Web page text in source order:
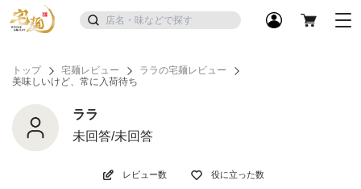
トップ 宅麺レビュー
ララの宅麺レビュー
美味しいけど、常に入荷待ち
ララ
未回答/未回答
レビュー数 役に立った数